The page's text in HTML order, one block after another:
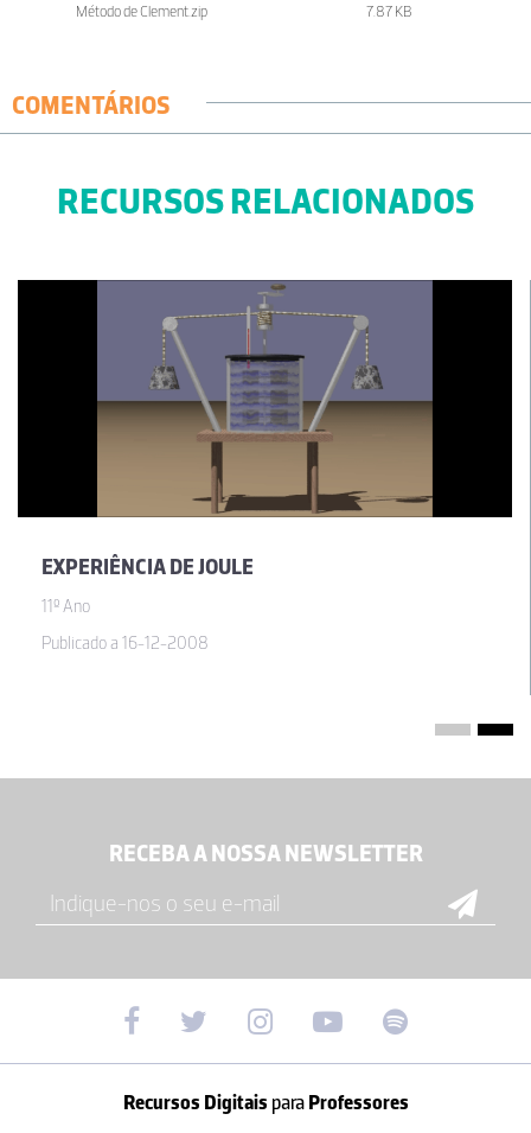
Método de Clement.zip 7.87 KB
COMENTÁRIOS
RECURSOS RELACIONADOS
EXPERIÊNCIA DE JOULE
11º Ano
Publicado a 16-12-2008
RECEBA A NOSSA NEWSLETTER
Recursos Digitais paraProfessores